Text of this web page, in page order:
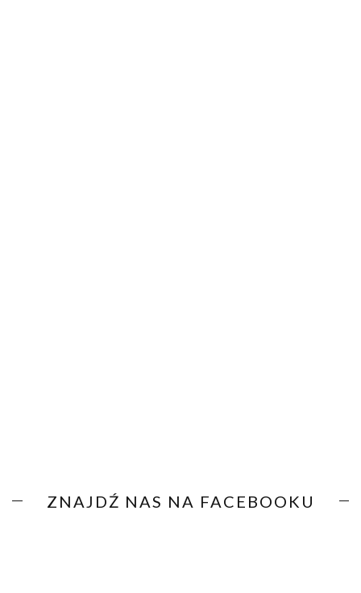
ZNAJDŹ NAS NA FACEBOOKU